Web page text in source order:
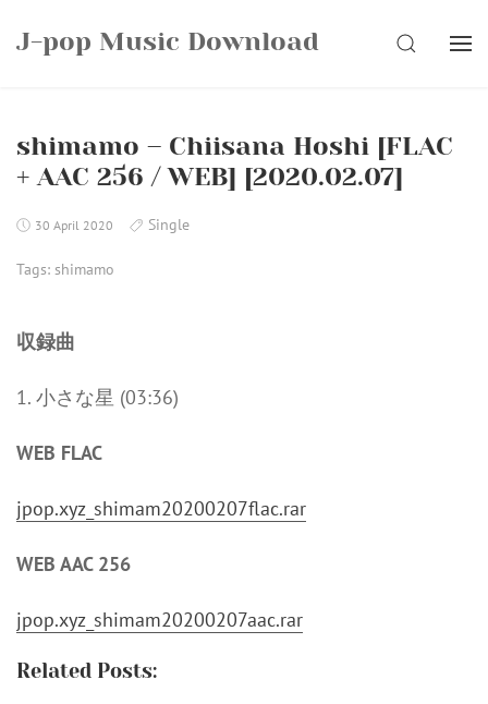
J-pop Music Download SEARCH
shimamo – Chiisana Hoshi [FLAC
+ AAC 256 / WEB] [2020.02.07]
30 April 2020 Single
Tags: shimamo
収録曲
1. 小さな星 (03:36)
WEB FLAC
jpop.xyz_shimam20200207flac.rar
WEB AAC 256
jpop.xyz_shimam20200207aac.rar
Related Posts: